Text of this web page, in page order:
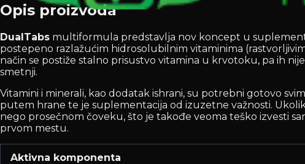
Opis proizvoda
DualTabs multiformula predstavlja nov koncept u
postepeno razlažućim hidrosolubilnim vitaminima
način se postiže stalno prisustvo vitamina u krvotoku, pa ih
smetnji.
Vitamini i minerali, kao dodatak ishrani, su potrebni gotovo
putem hrane te je suplementacija od izuzetne važnosti.
nego prosečnom čoveku, što je takođe veoma teško izvesti
prvom mestu.
Aktivna komponenta